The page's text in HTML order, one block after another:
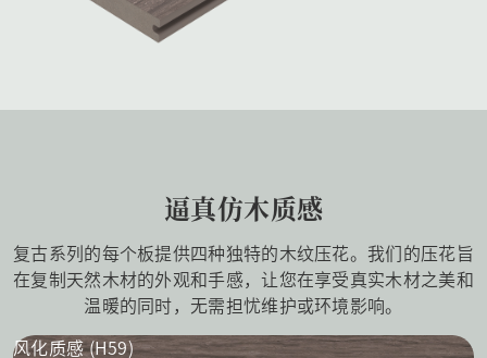
逼真仿木质感
复古系列的每个板提供四种独特的木纹压花。我们的压花旨
在复制天然木材的外观和手感，让您在享受真实木材之美和
温暖的同时，无需担忧维护或环境影响。
风化质感 (H59)